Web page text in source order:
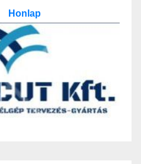
Honlap